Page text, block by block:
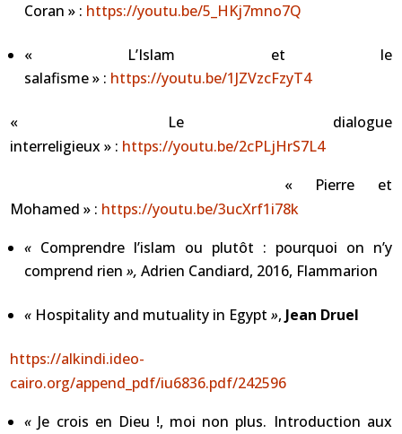
Coran » : https://youtu.be/5_HKj7mno7Q
« L’Islam et le
salafisme » : https://youtu.be/1JZVzcFzyT4
« Le dialogue
interreligieux » : https://youtu.be/2cPLjHrS7L4
« Pierre et
Mohamed » : https://youtu.be/3ucXrf1i78k
« Comprendre l’islam ou plutôt : pourquoi on n’y
comprend rien »,Adrien Candiard, 2016, Flammarion
« Hospitality and mutuality in Egypt », Jean Druel
https://alkindi.ideo-
cairo.org/append_pdf/iu6836.pdf/242596
« Je crois en Dieu !, moi non plus. Introduction aux